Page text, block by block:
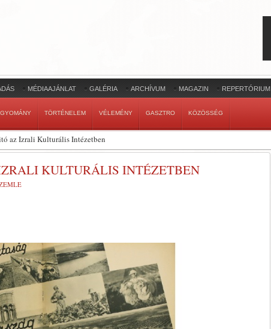
MÉDIAAJÁNLAT GALÉRIA ARCHÍVUM MAGAZIN REPERTÓRIUM
TÖRTÉNELEM VÉLEMÉNY GASZTRO KÖZÖSSÉG
az Izrali Kulturális Intézetben
KULTURÁLIS INTÉZETBEN